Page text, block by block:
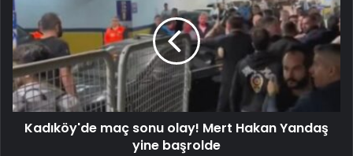
Kadıköy'de maç sonu olay! Mert Hakan Yandaş
yine başrolde